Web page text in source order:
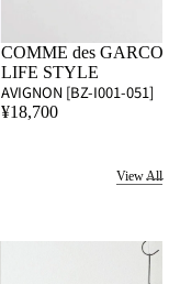
COMME des
LIFE STYLE
AVIGNON [BZ-I001-051]
¥18,700
View All